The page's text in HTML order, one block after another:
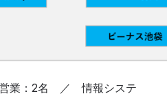
業：2名　／　情報システ